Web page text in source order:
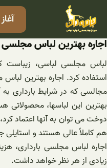
محتوا
اجاره بهترین لباس مجلسی
لباس مجلسی لباسی، زیباست
استفاده کرد. اجاره بهترین
مجالسی که در شرایط بارداری
بهترین این لباسها،
دوخت می توان به آنها اعتماد
هم کاملاً عالی هستند و استایلی
اجاره لباس مجلسی بارداری،
زیادی از هر نظر خواهد داشت.